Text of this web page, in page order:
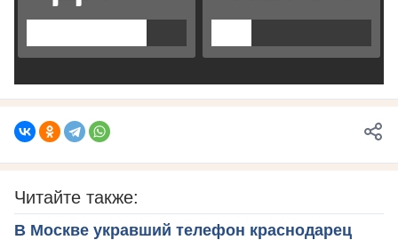
Читайте также:
В Москве укравший телефон краснодарец